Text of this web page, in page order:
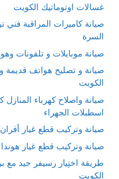
غسالات اوتوماتيك الكويت
صيانة كاميرات المراقبة فني
السرة
صيانة موبايلات و تلفونات
صيانة و تصليح هواتف قديمة
الكويت
صيانة واصلاح كهرباء المنازل
اسطبلات الجهراء
صيانة وتركيب قطع غيار
صيانة وتركيب قطع غيار هوندا
طريقة اختِيار رسيفر جيد مع
الكويت